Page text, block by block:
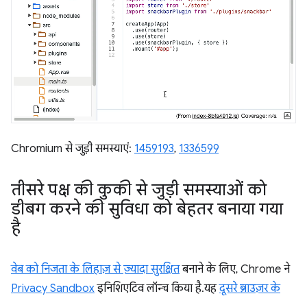
Chromium से जुड़ी समस्याएं: 1459193, 1336599
तीसरे पक्ष की कुकी से जुड़ी समस्याओं को
डीबग करने की सुविधा को बेहतर बनाया गया
है
वेब को निजता के लिहाज़ से ज़्यादा सुरक्षितबनाने के लिए, Chrome ने
Privacy Sandboxइनिशिएटिव लॉन्च किया है. यहदूसरे ब्राउज़र के